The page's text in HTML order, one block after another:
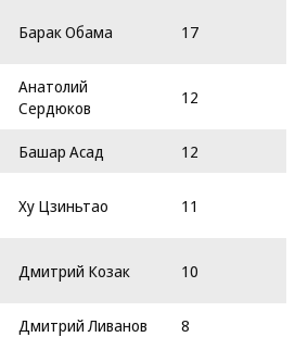
Барак Обама 17
Анатолий
Сердюков
12
Башар Асад 12
Ху Цзиньтао 11
Дмитрий Козак 10
Дмитрий Ливанов 8